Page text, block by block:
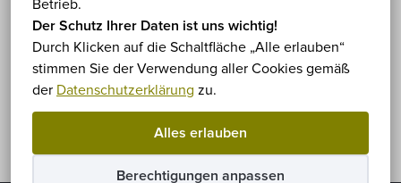
Betrieb.
Der Schutz Ihrer Daten ist uns wichtig!
Durch Klicken auf die Schaltfläche „Alle erlauben“
stimmen Sie der Verwendung aller Cookies gemäß
der Datenschutzerklärung zu.
Alles erlauben
Berechtigungen anpassen
Teilen
Facebook E-mail